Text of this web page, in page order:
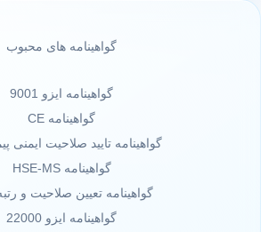
گواهینامه های محبوب
گواهینامه ایزو 9001
گواهینامه CE
گواهینامه تایید صلاحیت ایمنی
گواهینامه HSE-MS
گواهینامه تعیین صلاحیت و
گواهینامه ایزو 22000